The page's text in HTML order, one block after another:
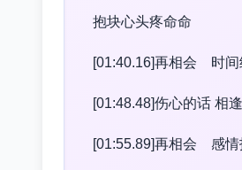
抱块心头疼命命
[01:40.16]再相会 时间
[01:48.48]伤心的话 相
[01:55.89]再相会 感